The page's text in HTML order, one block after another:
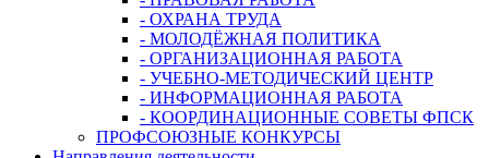
- ОХРАНА ТРУДА
- МОЛОДЁЖНАЯ ПОЛИТИКА
- ОРГАНИЗАЦИОННАЯ РАБОТА
- УЧЕБНО-МЕТОДИЧЕСКИЙ ЦЕНТР
- ИНФОРМАЦИОННАЯ РАБОТА
- КООРДИНАЦИОННЫЕ СОВЕТЫ ФПСК
ПРОФСОЮЗНЫЕ КОНКУРСЫ